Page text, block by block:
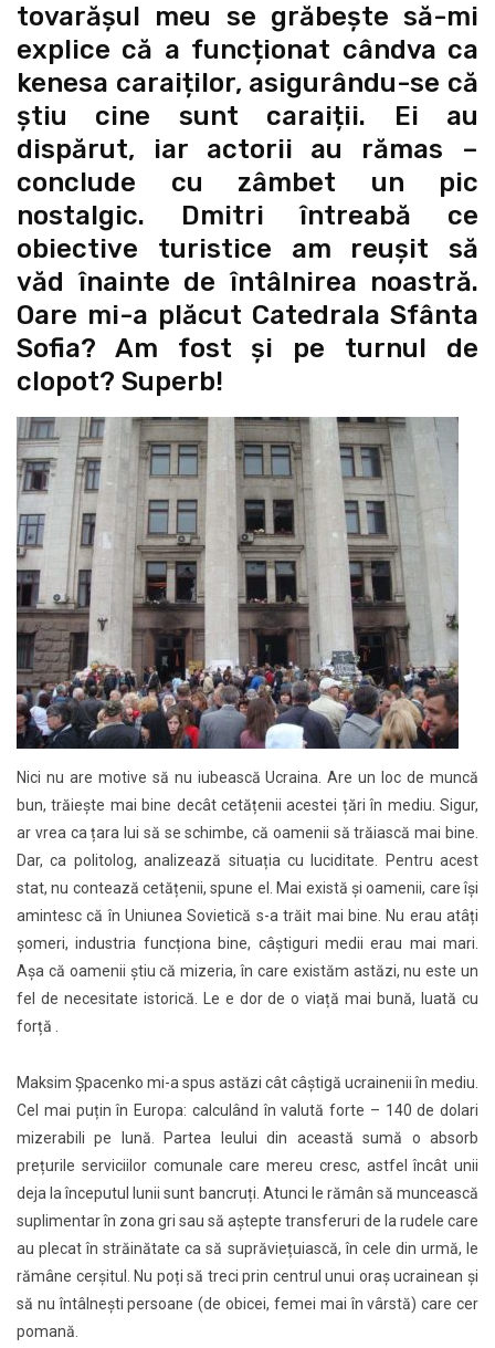
tovarășul meu se grăbește să-mi
explice că a funcționat cândva ca
kenesa caraiților, asigurându-se că
știu cine sunt caraiții. Ei au
dispărut, iar actorii au rămas –
conclude cu zâmbet un pic
nostalgic. Dmitri întreabă ce
obiective turistice am reușit să
văd înainte de întâlnirea noastră.
Oare mi-a plăcut Catedrala Sfânta
Sofia? Am fost și pe turnul de
clopot? Superb!
Nici nu are motive să nu iubească Ucraina. Are un loc de muncă
bun, trăiește mai bine decât cetățenii acestei țări în mediu. Sigur,
ar vrea ca țara lui să se schimbe, că oamenii să trăiască mai bine.
Dar, ca politolog, analizează situația cu luciditate. Pentru acest
stat, nu contează cetățenii, spune el. Mai există și oamenii, care își
amintesc că în Uniunea Sovietică s-a trăit mai bine. Nu erau atâți
șomeri, industria funcționa bine, câștiguri medii erau mai mari.
Așa că oamenii știu că mizeria, în care existăm astăzi, nu este un
fel de necesitate istorică. Le e dor de o viață mai bună, luată cu
forță .
Maksim Șpacenko mi-a spus astăzi cât câștigă ucrainenii în mediu.
Cel mai puțin în Europa: calculând în valută forte – 140 de dolari
mizerabili pe lună. Partea leului din această sumă o absorb
prețurile serviciilor comunale care mereu cresc, astfel încât unii
deja la începutul lunii sunt bancruți. Atunci le rămân să muncească
suplimentar în zona gri sau să aștepte transferuri de la rudele care
au plecat în străinătate ca să suprăviețuiască, în cele din urmă, le
rămâne cerșitul. Nu poți să treci prin centrul unui oraș ucrainean și
să nu întâlnești persoane (de obicei, femei mai în vârstă) care cer
pomană.